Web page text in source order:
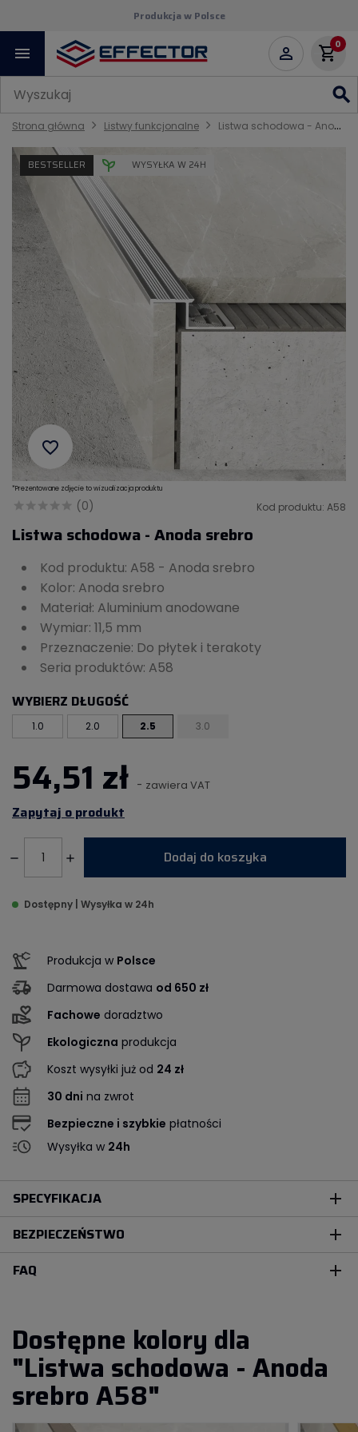
Fachowe doradztwo
menu
search
 shopping_cart0
Strona główna Listwy funkcjonalne Listwa schodowa - Anoda srebro
BESTSELLER WYSYŁKA W 24H
favorite_border
*Prezentowane zdjęcie to wizualizacja produktu
(0) Kod produktu: A58
Listwa schodowa - Anoda srebro
Kod produktu: A58 - Anoda srebro
Kolor: Anoda srebro
Materiał: Aluminium anodowane
Wymiar: 11,5 mm
Przeznaczenie: Do płytek i terakoty
Seria produktów: A58
WYBIERZ DŁUGOŚĆ
1.0 2.0 2.5 3.0
54,51 zł - zawiera VAT
Zapytaj o produkt
Dodaj do koszyka
Dostępny | Wysyłka w 24h
Produkcja w Polsce
Darmowa dostawa od 650 zł
Fachowe doradztwo
Ekologiczna produkcja
Koszt wysyłki już od 24 zł
30 dni na zwrot
Bezpieczne i szybkie płatności
Wysyłka w 24h
SPECYFIKACJA add
BEZPIECZEŃSTWO add
FAQ add
Dostępne kolory dla
"Listwa schodowa - Anoda
srebro A58"